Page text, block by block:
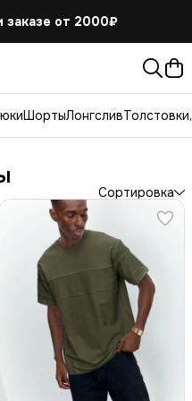
заказе от 2000₽
ШортыЛонгслив
Сортировка